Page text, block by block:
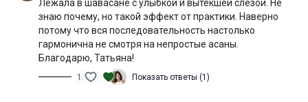
Лежала в шавасане с улыбкой и вытекшей слезой. Не
знаю почему, но такой эффект от практики. Наверно
потому что вся последовательность настолько
гармонична не смотря на непростые асаны.
Благодарю, Татьяна!
1 Показать ответы (1)